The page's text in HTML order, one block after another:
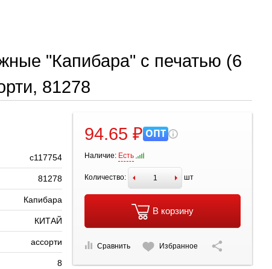
"Капибара" с печатью (6
81278
с117754
81278
Капибара
КИТАЙ
ассорти
8
94.65 ₽ ОПТ
Наличие: Есть
Количество: шт
В корзину
Сравнить Избранное